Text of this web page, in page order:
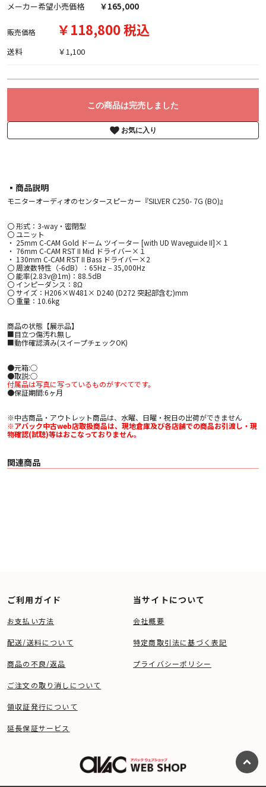
メーカー希望小売価格 ￥165,000
販売価格 ￥118,800 税込
送料 ￥1,100
この商品は完売しました
お気に入り
▪︎商品説明
モニターオーディオのセンタースピーカー『SILVER C250- 7G (BO)』
〇 形式：3-way・密閉型
〇 ユニット
・ 25mm C-CAM Gold ドーム ツイーター [with UD Waveguide II]×１
・ 76mm C-CAM RST II Mid ドライバー×１
・ 130mm C-CAM RST II Bass ドライバー×2
〇 周波数特性（-6dB）：65Hz ‒ 35,000Hz
〇 能率(2.83v@1m)：88.5dB
〇 インピーダンス：8Ω
〇 サイズ：H206×W481× D240 (D272 突起部含む)mm
〇 重量：10.6kg
商品の状態【展示品】
■目立つ傷汚れ無し
■動作確認済み(スイープチェックOK)
●元箱:○
●取説:○
付属品は写真に写っているものがすべてです。
●保証期間:6ヶ月
※中古商品・アウトレット商品は、水曜、日曜・祝日の出荷ができません
※アバック中古web店取扱商品は、現地倉庫及び各店舗での商品お引渡し・現
物確認(試聴)等はおこなっておりません。
関連商品
ご利用ガイド
お支払い方法
配送/送料について
商品の不良/返品
ご注文の取り消しについて
領収証発行について
延長保証サービス
当サイトについて
会社概要
特定商取引法に基づく表記
プライバシーポリシー